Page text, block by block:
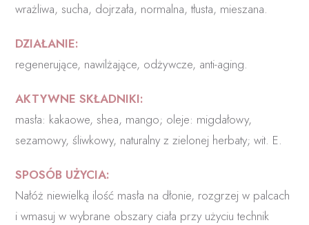
wrażliwa, sucha, dojrzała, normalna, tłusta, mieszana.
DZIAŁANIE:
regenerujące, nawilżające, odżywcze, anti-aging.
AKTYWNE SKŁADNIKI:
masła: kakaowe, shea, mango; oleje: migdałowy,
sezamowy, śliwkowy, naturalny z zielonej herbaty; wit. E.
SPOSÓB UŻYCIA:
Nałóż niewielką ilość masła na dłonie, rozgrzej w palcach
i wmasuj w wybrane obszary ciała przy użyciu technik